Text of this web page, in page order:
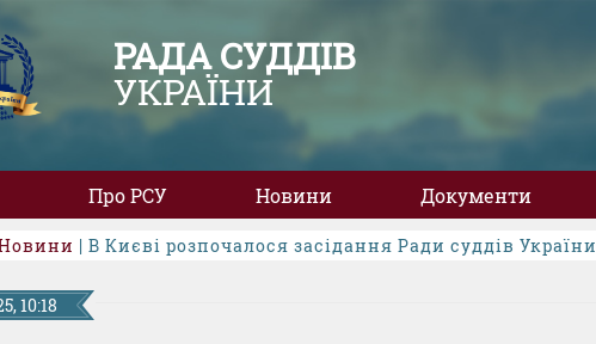
РАДА СУДДІВ
УКРАЇНИ
Про РСУ Новини Документи
| ​В Києві розпочалося засідання Ради суддів України
10:18